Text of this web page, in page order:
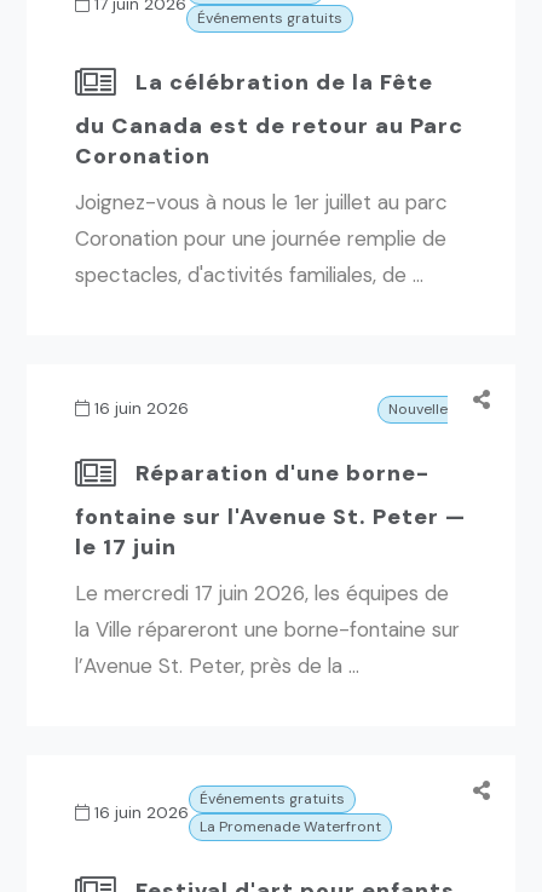
17 juin 2026
Événements gratuits
La célébration de la Fête
du Canada est de retour au Parc
Coronation
Joignez-vous à nous le 1er juillet au parc
Coronation pour une journée remplie de
spectacles, d'activités familiales, de ...
16 juin 2026 Nouvelles
Réparation d'une borne-
fontaine sur l'Avenue St. Peter —
le 17 juin
Le mercredi 17 juin 2026, les équipes de
la Ville répareront une borne-fontaine sur
l’Avenue St. Peter, près de la ...
16 juin 2026
Événements gratuits
La Promenade Waterfront